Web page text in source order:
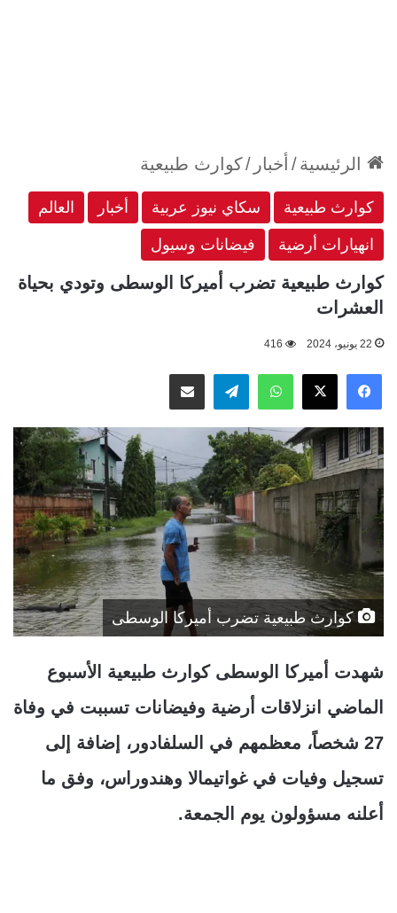
الرئيسية/ أخبار /كوارث طبيعية
كوارث طبيعية سكاي نيوز عربية أخبار العالم
انهيارات أرضية فيضانات وسيول
كوارث طبيعية تضرب أميركا الوسطى وتودي بحياة
العشرات
22 يونيو، 2024 416
فيسبوك
‫X واتسابتيلقراممشاركة عبر البريد
كوارث طبيعية تضرب أميركا الوسطى
شهدت أميركا الوسطى كوارث طبيعية الأسبوع
الماضي انزلاقات أرضية وفيضانات تسببت في وفاة
27 شخصاً، معظمهم في السلفادور، إضافة إلى
تسجيل وفيات في غواتيمالا وهندوراس، وفق ما
أعلنه مسؤولون يوم الجمعة.